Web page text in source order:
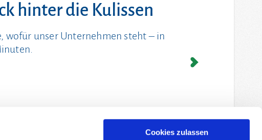
Cookies zulassen
hinter die Kulissen
wofür unser Unternehmen steht – in